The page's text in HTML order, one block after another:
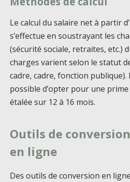
Le calcul du salaire net à partir
s’effectue en soustrayant les
(sécurité sociale, retraites, etc.)
charges varient selon le statut
cadre, cadre, fonction
possible d’opter pour une
étalée sur 12 à 16 mois.
Outils de
en ligne
Des outils de conversion en